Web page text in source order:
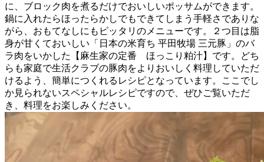
に、ブロック肉を煮るだけでおいしいポッサムができます。
鍋に入れたらほったらかしでもできてしまう手軽さでありな
がら、おもてなしにもピッタリのメニューです。２つ目は脂
身が甘くておいしい「日本の米育ち 平田牧場 三元豚」のバ
ラ肉をいかした【麻生家の定番 ほっこり粕汁】です。どち
らも家庭で生活クラブの豚肉をよりおいしく料理していただ
けるよう、簡単につくれるレシピとなっています。ここでし
か見られないスペシャルレシピですので、ぜひご覧いただ
き、料理をお楽しみください。